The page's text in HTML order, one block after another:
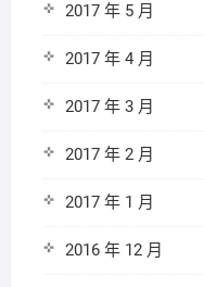
2017 年 5 月
2017 年 4 月
2017 年 3 月
2017 年 2 月
2017 年 1 月
2016 年 12 月